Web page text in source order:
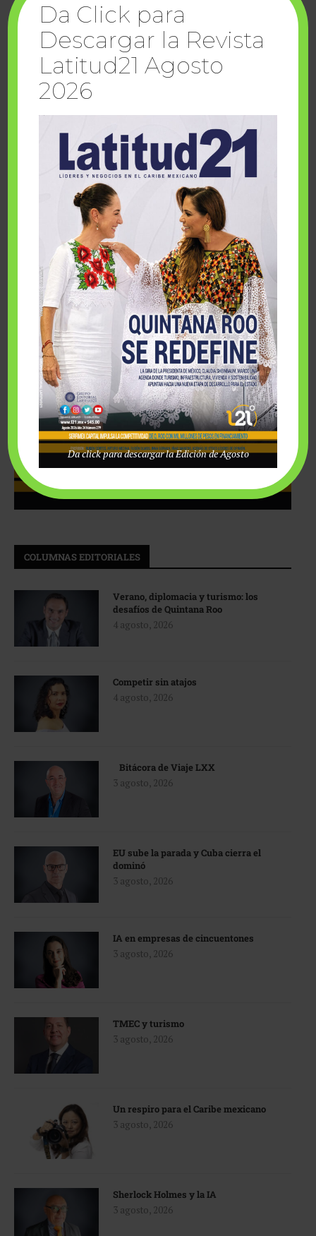
DESCARGA LA EDICIÓN AGOSTO 2026
COLUMNAS EDITORIALES
Verano, diplomacia y turismo: los
desafíos de Quintana Roo
4 agosto, 2026
Competir sin atajos
4 agosto, 2026
Bitácora de Viaje LXX
3 agosto, 2026
EU sube la parada y Cuba cierra el
dominó
3 agosto, 2026
IA en empresas de cincuentones
3 agosto, 2026
TMEC y turismo
3 agosto, 2026
Un respiro para el Caribe mexicano
3 agosto, 2026
Sherlock Holmes y la IA
3 agosto, 2026
Da Click para
Descargar la Revista
Latitud21 Agosto
2026
Da click para descargar la Edición de Agosto